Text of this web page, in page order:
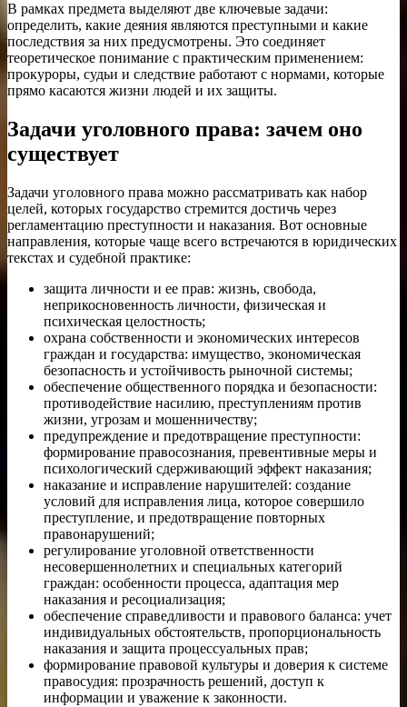
В рамках предмета выделяют две ключевые задачи:
определить, какие деяния являются преступными и какие
последствия за них предусмотрены. Это соединяет
теоретическое понимание с практическим применением:
прокуроры, судьи и следствие работают с нормами, которые
прямо касаются жизни людей и их защиты.
Задачи уголовного права: зачем оно
существует
Задачи уголовного права можно рассматривать как набор
целей, которых государство стремится достичь через
регламентацию преступности и наказания. Вот основные
направления, которые чаще всего встречаются в юридических
текстах и судебной практике:
защита личности и ее прав: жизнь, свобода,
неприкосновенность личности, физическая и
психическая целостность;
охрана собственности и экономических интересов
граждан и государства: имущество, экономическая
безопасность и устойчивость рыночной системы;
обеспечение общественного порядка и безопасности:
противодействие насилию, преступлениям против
жизни, угрозам и мошенничеству;
предупреждение и предотвращение преступности:
формирование правосознания, превентивные меры и
психологический сдерживающий эффект наказания;
наказание и исправление нарушителей: создание
условий для исправления лица, которое совершило
преступление, и предотвращение повторных
правонарушений;
регулирование уголовной ответственности
несовершеннолетних и специальных категорий
граждан: особенности процесса, адаптация мер
наказания и ресоциализация;
обеспечение справедливости и правового баланса: учет
индивидуальных обстоятельств, пропорциональность
наказания и защита процессуальных прав;
формирование правовой культуры и доверия к системе
правосудия: прозрачность решений, доступ к
информации и уважение к законности.